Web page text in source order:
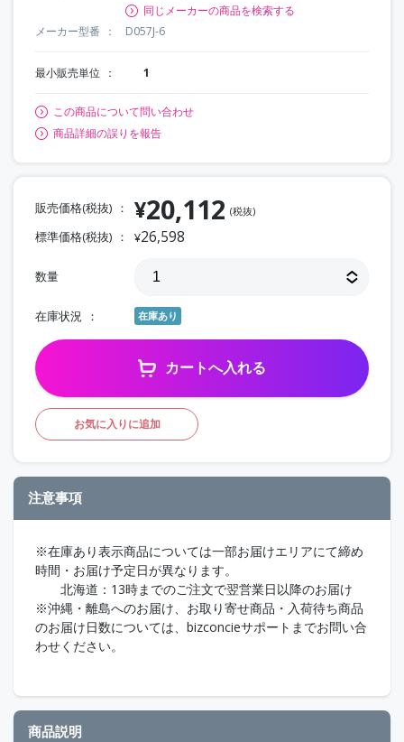
同じメーカーの商品を検索する
メーカー型番
D057J-6
最小販売単位 1
この商品について問い合わせ
商品詳細の誤りを報告
販売価格(税抜) ¥20,112 (税抜)
標準価格(税抜) ¥26,598
数量
在庫状況 在庫あり
カートへ入れる
お気に入りに追加
注意事項
※在庫あり表示商品については一部お届けエリアにて締め
時間・お届け予定日が異なります。
北海道：13時までのご注文で翌営業日以降のお届け
※沖縄・離島へのお届け、お取り寄せ商品・入荷待ち商品
のお届け日数については、bizconcieサポートまでお問い合
わせください。
商品説明